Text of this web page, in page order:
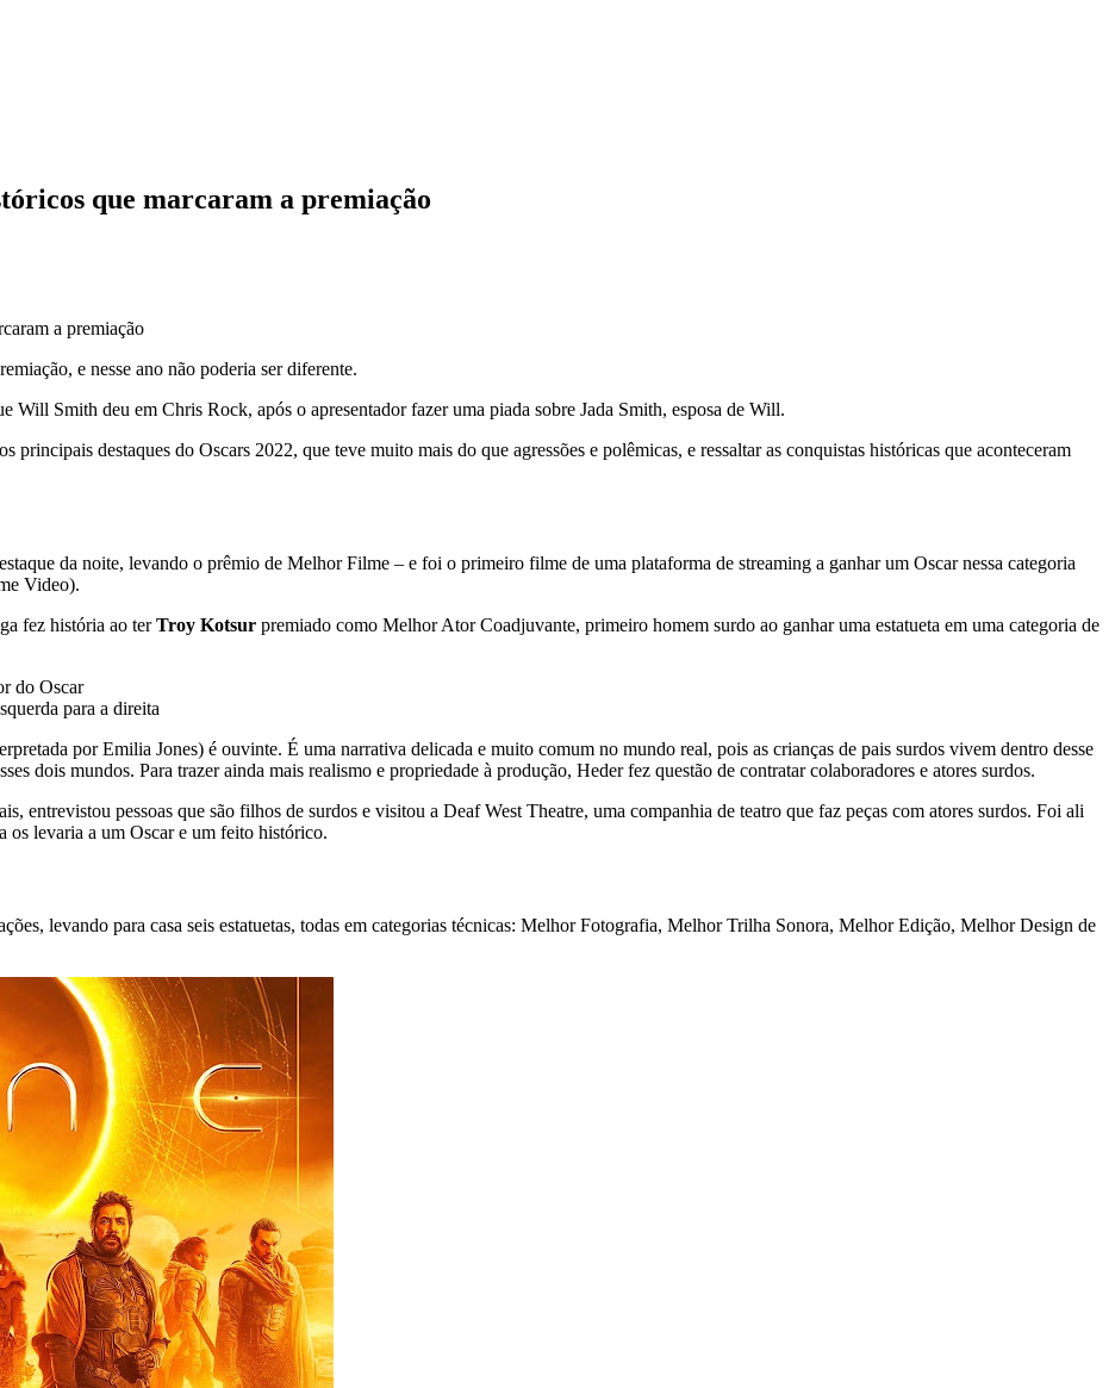
que marcaram a premiação
e nesse ano não poderia ser diferente.
Will Smith deu em Chris Rock, após o apresentador fazer uma piada sobre Jada Smith, esposa de Will.
principais destaques do Oscars 2022, que teve muito mais do que agressões e polêmicas, e ressaltar as conquistas históricas que aconteceram
da noite, levando o prêmio de Melhor Filme – e foi o primeiro filme de uma plataforma de streaming a ganhar um Oscar nessa categoria
Video).
fez história ao terTroy Kotsur premiado como Melhor Ator Coadjuvante, primeiro homem surdo ao ganhar uma estatueta em uma categoria de
para a direita
por Emilia Jones) é ouvinte. É uma narrativa delicada e muito comum no mundo real, pois as crianças de pais surdos vivem dentro desse
dois mundos. Para trazer ainda mais realismo e propriedade à produção, Heder fez questão de contratar colaboradores e atores surdos.
entrevistou pessoas que são filhos de surdos e visitou a Deaf West Theatre, uma companhia de teatro que faz peças com atores surdos. Foi ali
os levaria a um Oscar e um feito histórico.
levando para casa seis estatuetas, todas em categorias técnicas: Melhor Fotografia, Melhor Trilha Sonora, Melhor Edição, Melhor Design de